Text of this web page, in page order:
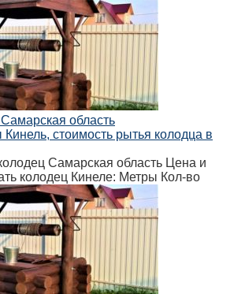
область
стоимость рытья колодца в
Самарская область Цена и
колодец Кинеле: Метры Кол-во